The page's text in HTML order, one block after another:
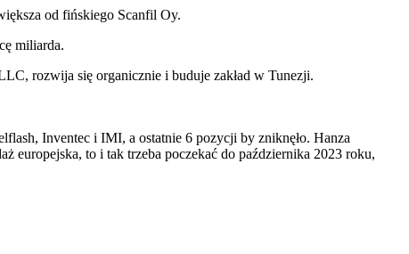
od fińskiego Scanfil Oy.
miliarda.
rozwija się organicznie i buduje zakład w Tunezji.
Inventec i IMI, a ostatnie 6 pozycji by zniknęło. Hanza
europejska, to i tak trzeba poczekać do października 2023 roku,